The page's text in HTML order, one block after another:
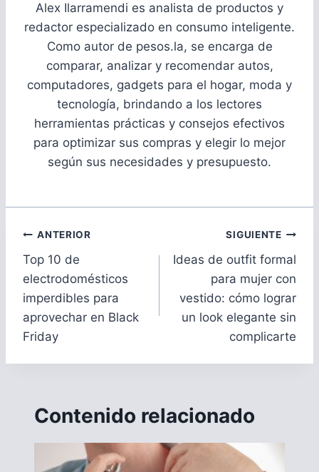
Alex Ilarramendi es analista de productos y
redactor especializado en consumo inteligente.
Como autor de pesos.la, se encarga de
comparar, analizar y recomendar autos,
computadores, gadgets para el hogar, moda y
tecnología, brindando a los lectores
herramientas prácticas y consejos efectivos
para optimizar sus compras y elegir lo mejor
según sus necesidades y presupuesto.
Navegación
de
entradas
ANTERIOR
Top 10 de
electrodomésticos
imperdibles para
aprovechar en Black
Friday
SIGUIENTE
Ideas de outfit formal
para mujer con
vestido: cómo lograr
un look elegante sin
complicarte
Contenido relacionado